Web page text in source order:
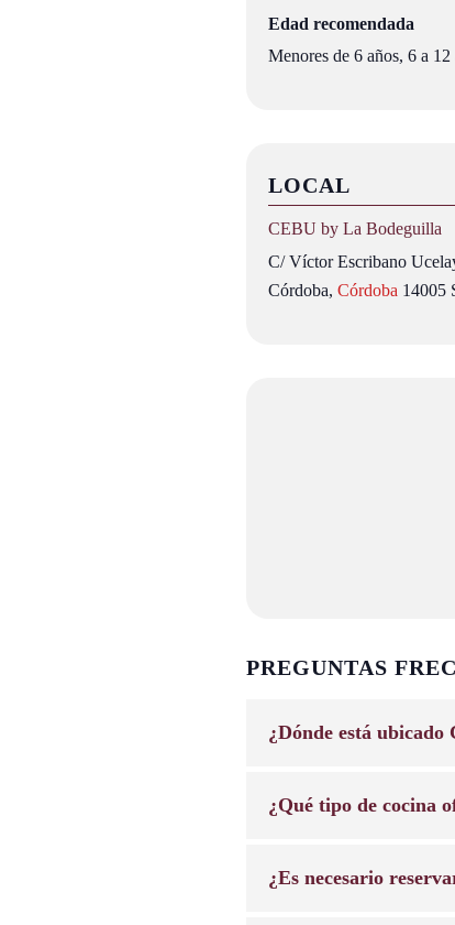
Edad recomendada
Menores de 6 años, 6 a
LOCAL
CEBU by La Bodeguilla
C/ Víctor Escribano
Córdoba, Córdoba 14005
PREGUNTAS
¿Dónde está
¿Qué tipo de cocina
¿Es necesario